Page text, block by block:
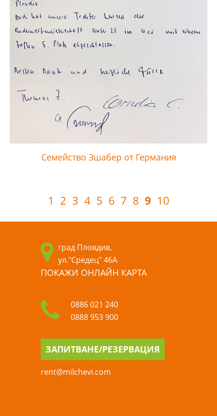
Семейство Зшабер от Германия
1 2 3 4 5 6 7 8 9 10
град Пловдив,
ул."Средец" 46А
ПОКАЖИ ОНЛАЙН КАРТА
0886 021 240
0888 953 900
ЗАПИТВАНЕ/РЕЗЕРВАЦИЯ
rent@milchevi.com